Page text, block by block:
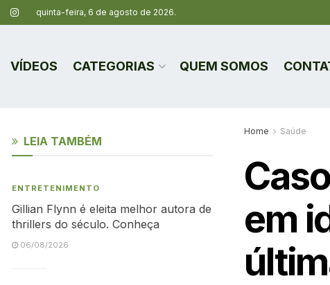
quinta-feira, 6 de agosto de 2026.
VÍDEOS CATEGORIAS QUEM SOMOS
Home Saúde
em
LEIA TAMBÉM
ENTRETENIMENTO
Gillian Flynn é eleita melhor autora de
thrillers do século. Conheça
06/08/2026